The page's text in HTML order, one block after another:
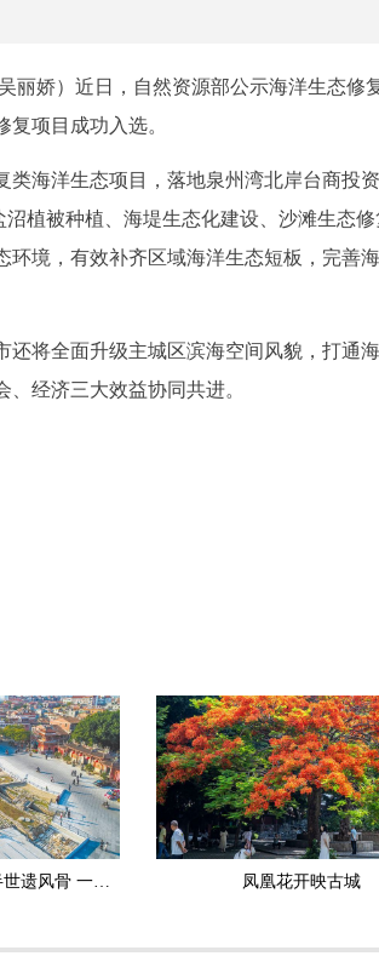
丽娇）近日，自然资源部公示海洋生态修
项目成功入选。
海洋生态项目，落地泉州湾北岸台商投
植被种植、海堤生态化建设、沙滩生态
环境，有效补齐区域海洋生态短板，完善
还将全面升级主城区滨海空间风貌，打通
经济三大效益协同共进。
凤凰花开映古城